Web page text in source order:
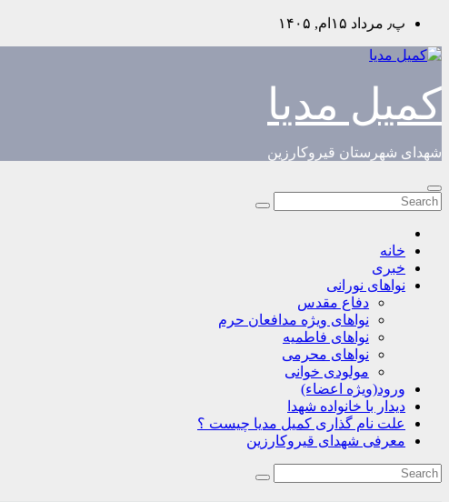
Skip
content
پ٫ مرداد ۱۵ام, ۱۴۰۵
کمیل مدیا
شهدای شهرستان قیروکارزین
خانه
خبری
نواهای نورانی
دفاع مقدس
نواهای ویژه مدافعان حرم
نواهای فاطمیه
نواهای محرمی
مولودی خوانی
ورود(ویژه اعضاء)
دیدار با خانواده شهدا
علت نام گذاری کمیل مدیا چیست ؟
معرفی شهدای قیروکارزین